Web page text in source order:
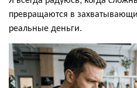
превращаются в
реальные деньги.